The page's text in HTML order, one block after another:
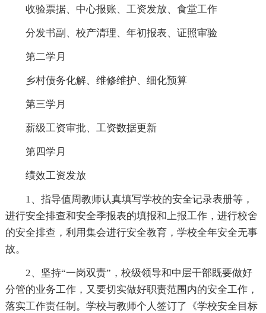
收验票据、中心报账、工资发放、食堂工作
分发书副、校产清理、年初报表、证照审验
第二学月
乡村债务化解、维修维护、细化预算
第三学月
薪级工资审批、工资数据更新
第四学月
绩效工资发放
1、指导值周教师认真填写学校的安全记录表册等，
进行安全排查和安全季报表的填报和上报工作，进行校舍
的安全排查，利用集会进行安全教育，学校全年安全无事
故。
2、坚持“一岗双责”，校级领导和中层干部既要做好
分管的业务工作，又要切实做好职责范围内的安全工作，
落实工作责任制。学校与教师个人签订了《学校安全目标